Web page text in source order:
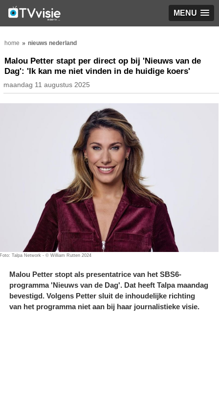
MENU
home nieuws nederland
Malou Petter stapt per direct op bij 'Nieuws van de
Dag': 'Ik kan me niet vinden in de huidige koers'
maandag 11 augustus 2025
Foto: Talpa Network - © William Rutten 2024
Malou Petter stopt als presentatrice van het SBS6-
programma 'Nieuws van de Dag'. Dat heeft Talpa maandag
bevestigd. Volgens Petter sluit de inhoudelijke richting
van het programma niet aan bij haar journalistieke visie.